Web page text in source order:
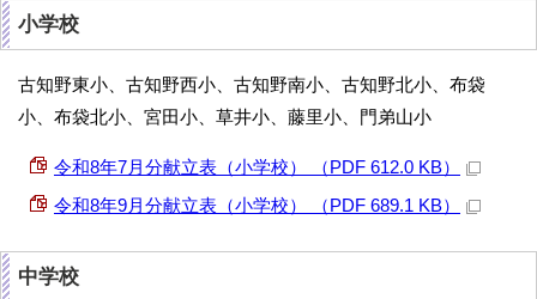
小学校
古知野東小、古知野西小、古知野南小、古知野北小、布袋
小、布袋北小、宮田小、草井小、藤里小、門弟山小
令和8年7月分献立表（小学校） （PDF 612.0 KB）
令和8年9月分献立表（小学校） （PDF 689.1 KB）
中学校